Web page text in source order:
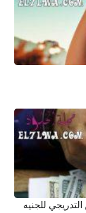
للجنيه